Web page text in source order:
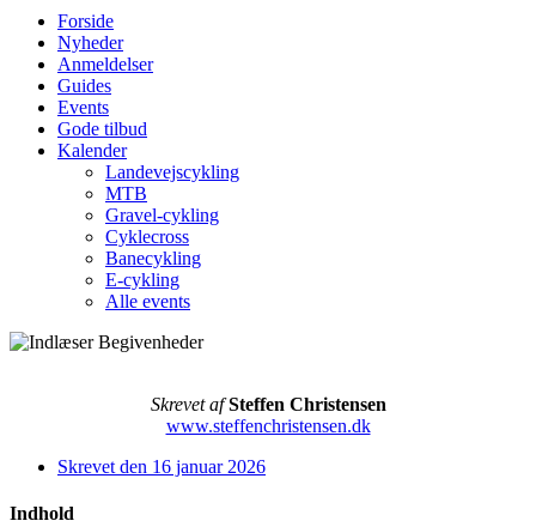
Forside
Nyheder
Anmeldelser
Guides
Events
Gode tilbud
Kalender
Landevejscykling
MTB
Gravel-cykling
Cyklecross
Banecykling
E-cykling
Alle events
Skrevet afSteffen Christensen
www.steffenchristensen.dk
Skrevet den 16 januar 2026
Indhold